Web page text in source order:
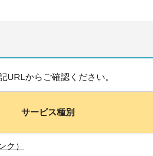
URLからご確認ください。
サービス種別
ク）